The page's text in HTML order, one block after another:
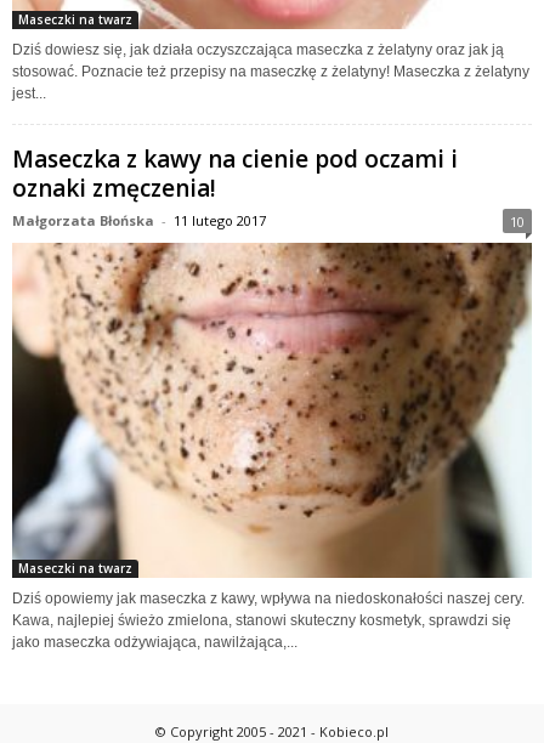
Maseczki na twarz
Dziś dowiesz się, jak działa oczyszczająca maseczka z żelatyny oraz jak ją
stosować. Poznacie też przepisy na maseczkę z żelatyny! Maseczka z żelatyny
jest...
Maseczka z kawy na cienie pod oczami i
oznaki zmęczenia!
Małgorzata Błońska - 11 lutego 2017 10
Maseczki na twarz
Dziś opowiemy jak maseczka z kawy, wpływa na niedoskonałości naszej cery.
Kawa, najlepiej świeżo zmielona, stanowi skuteczny kosmetyk, sprawdzi się
jako maseczka odżywiająca, nawilżająca,...
© Copyright 2005 - 2021 - Kobieco.pl